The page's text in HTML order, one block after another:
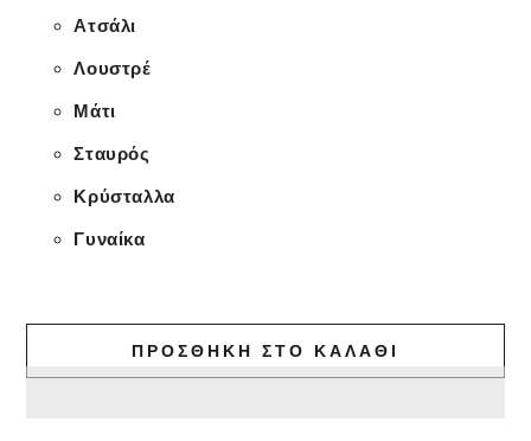
Ατσάλι
Λουστρέ
Μάτι
Σταυρός
Κρύσταλλα
Γυναίκα
ΠΡΟΣΘΉΚΗ ΣΤΟ ΚΑΛΆΘΙ